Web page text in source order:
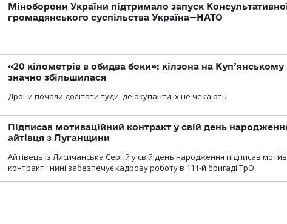
Міноборони України підтримало запуск
громадянського суспільства Україна—НАТО
«20 кілометрів в обидва боки»: кілзона на
значно збільшилася
Дрони почали долітати туди, де окупанти їх не чекають.
Підписав мотиваційний контракт у свій день
айтівця з Луганщини
Айтівець із Лисичанська Сергій у свій день народження підписав
контракт і нині забезпечує кадрову роботу в 111-й бригаді ТрО.